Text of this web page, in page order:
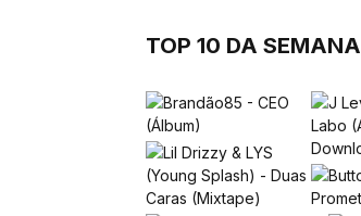
TOP 10 DA SEMANA